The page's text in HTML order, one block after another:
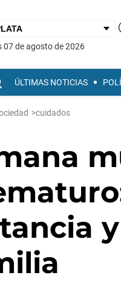
07 de agosto de 2026
ÚLTIMAS NOTICIAS
>cuidados